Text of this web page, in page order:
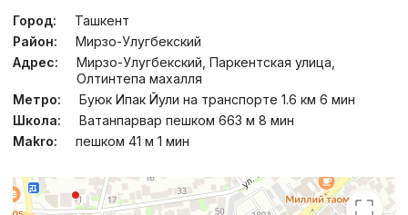
Город:
Ташкент
Район:
Мирзо-Улугбекский
Адрес:
Мирзо-Улугбекский, Паркентская улица,
Олтинтепа махалля
Метро:
Буюк Ипак Йули на транспорте 1.6 км 6 мин
Школа:
Ватанпарвар пешком 663 м 8 мин
Makro:
пешком 41 м 1 мин